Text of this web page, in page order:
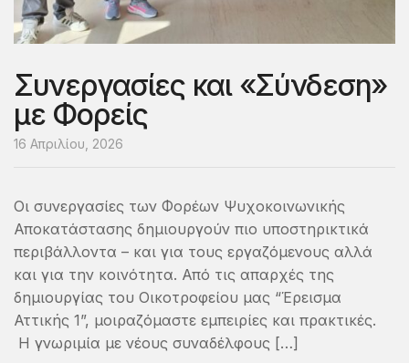
Συνεργασίες και «Σύνδεση»
με Φορείς
16 Απριλίου, 2026
Οι συνεργασίες των Φορέων Ψυχοκοινωνικής
Αποκατάστασης δημιουργούν πιο υποστηρικτικά
περιβάλλοντα – και για τους εργαζόμενους αλλά
και για την κοινότητα. Από τις απαρχές της
δημιουργίας του Οικοτροφείου μας “Έρεισμα
Αττικής 1”, μοιραζόμαστε εμπειρίες και πρακτικές.
Η γνωριμία με νέους συναδέλφους […]